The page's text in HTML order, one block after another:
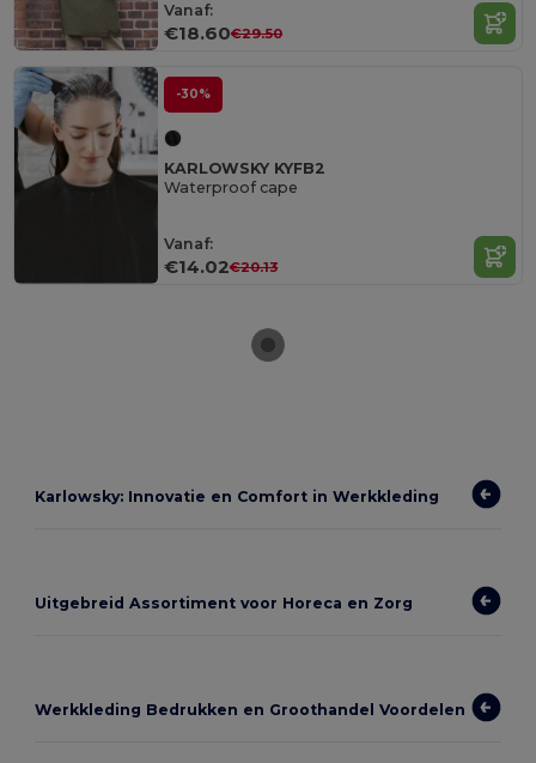
Vanaf:
€18.60€29.50
-30%
KARLOWSKY KYFB2
Waterproof cape
Vanaf:
€14.02€20.13
Karlowsky: Innovatie en Comfort in Werkkleding
Uitgebreid Assortiment voor Horeca en Zorg
Werkkleding Bedrukken en Groothandel Voordelen